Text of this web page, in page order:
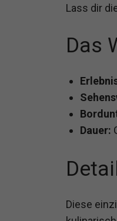
Lass dir
Das
Dauer:
Diese